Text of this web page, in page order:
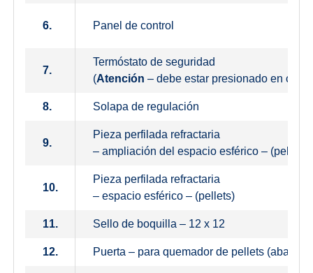
6. Panel de control
7.
Termóstato de seguridad
(Atención – debe estar presionado en
8. Solapa de regulación
9.
Pieza perfilada refractaria
– ampliación del espacio esférico – (pellets)
10.
Pieza perfilada refractaria
– espacio esférico – (pellets)
11. Sello de boquilla – 12 x 12
12. Puerta – para quemador de pellets (abajo)